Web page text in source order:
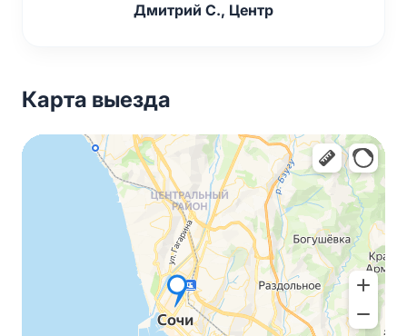
Дмитрий С., Центр
Карта выезда